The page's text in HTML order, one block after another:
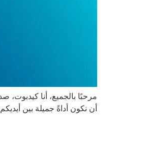
مرحبًا بالجميع، أنا
أن نكون أداةً جميلة بين